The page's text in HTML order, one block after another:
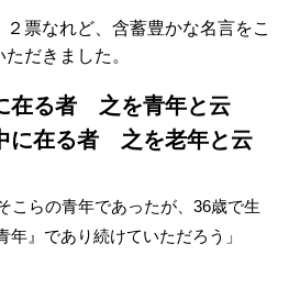
票なれど、含蓄豊かな名言をこ
だきました。
在る者 之を青年と云
に在る者 之を老年と云
こらの青年であったが、36歳で生
』であり続けていただろう」